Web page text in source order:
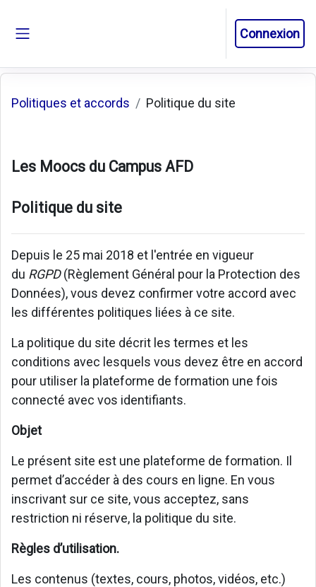
Connexion
Politiques et accords Politique du site
Les Moocs du Campus AFD
Politique du site
Depuis le 25 mai 2018 et l'entrée en vigueur
du RGPD(Règlement Général pour la Protection des
Données), vous devez confirmer votre accord avec
les différentes politiques liées à ce site.
La politique du site décrit les termes et les
conditions avec lesquels vous devez être en accord
pour utiliser la plateforme de formation une fois
connecté avec vos identifiants.
Objet
Le présent site est une plateforme de formation. Il
permet d’accéder à des cours en ligne. En vous
inscrivant sur ce site, vous acceptez, sans
restriction ni réserve, la politique du site.
Règles d’utilisation.
Les contenus (textes, cours, photos, vidéos, etc.)